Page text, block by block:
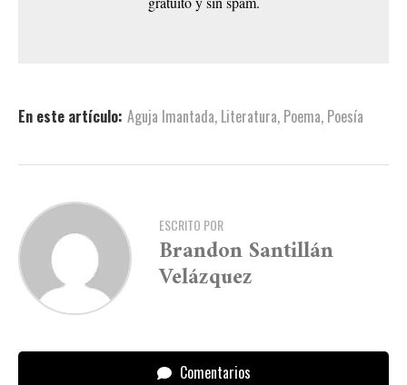
En este artículo: Aguja Imantada, Literatura, Poema, Poesía
ESCRITO POR
Brandon Santillán
Velázquez
Comentarios